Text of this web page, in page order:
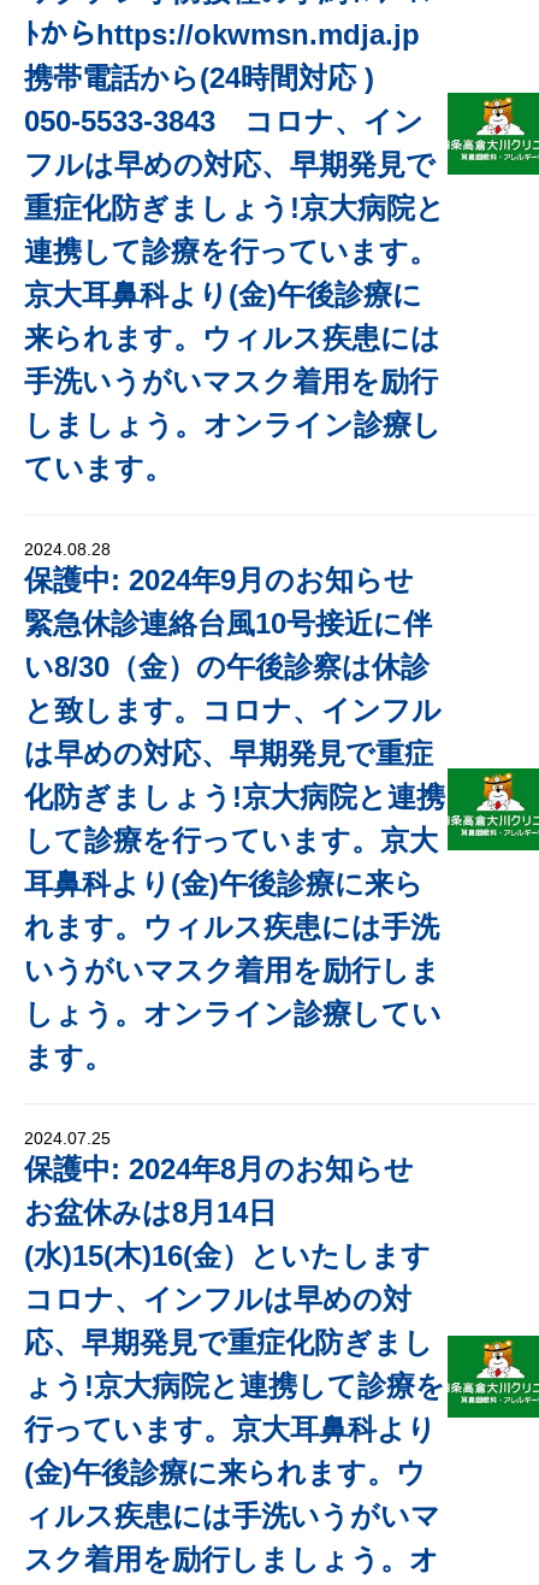
ﾄからhttps://okwmsn.mdja.jp
携帯電話から(24時間対応 )
050-5533-3843 コロナ、イン
フルは早めの対応、早期発見で
重症化防ぎましょう!京大病院と
連携して診療を行っています。
京大耳鼻科より(金)午後診療に
来られます。ウィルス疾患には
手洗いうがいマスク着用を励行
しましょう。オンライン診療し
ています。
2024.08.28
保護中: 2024年9月のお知らせ
緊急休診連絡台風10号接近に伴
い8/30（金）の午後診察は休診
と致します。コロナ、インフル
は早めの対応、早期発見で重症
化防ぎましょう!京大病院と連携
して診療を行っています。京大
耳鼻科より(金)午後診療に来ら
れます。ウィルス疾患には手洗
いうがいマスク着用を励行しま
しょう。オンライン診療してい
ます。
2024.07.25
保護中: 2024年8月のお知らせ
お盆休みは8月14日
(水)15(木)16(金）といたします
コロナ、インフルは早めの対
応、早期発見で重症化防ぎまし
ょう!京大病院と連携して診療を
行っています。京大耳鼻科より
(金)午後診療に来られます。ウ
ィルス疾患には手洗いうがいマ
スク着用を励行しましょう。オ